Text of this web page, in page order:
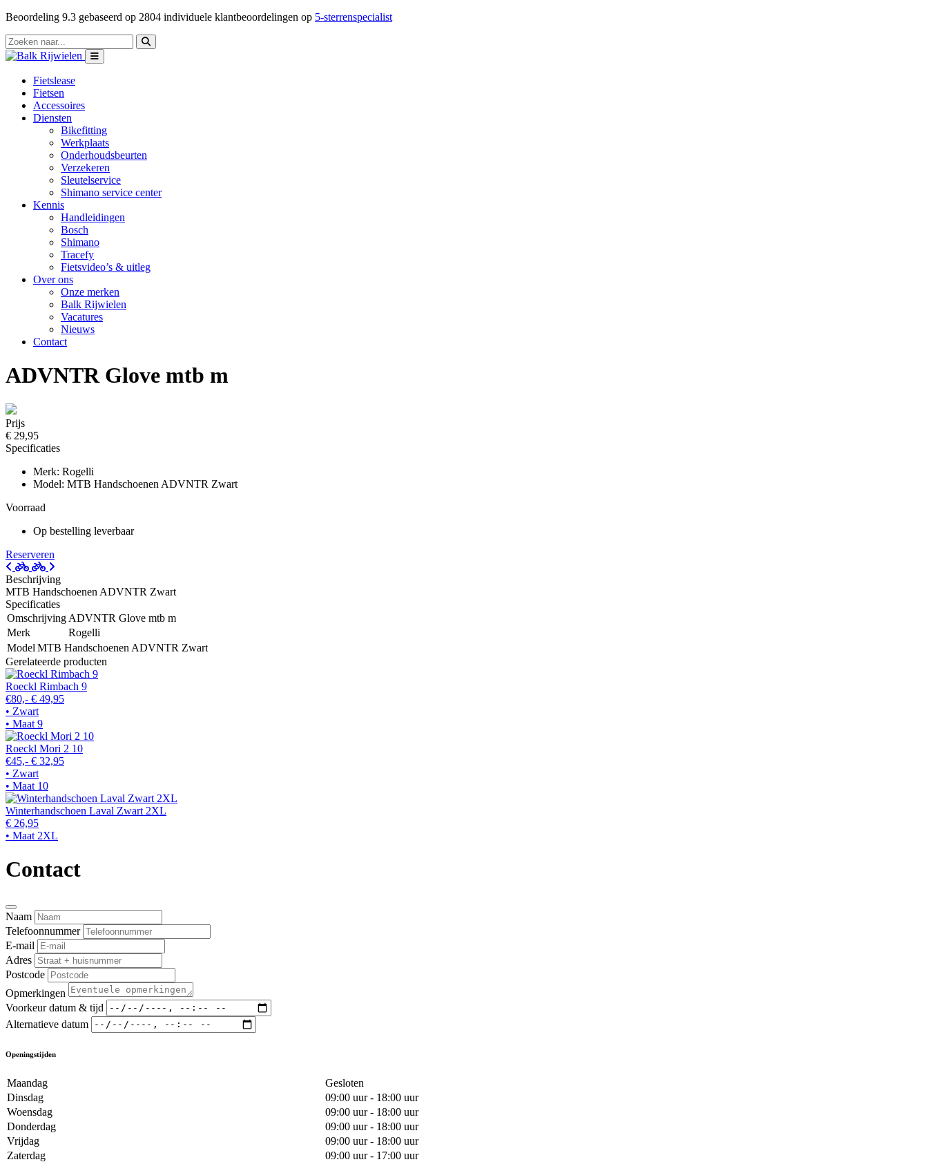
Beoordeling 9.3 gebaseerd op 2804 individuele klantbeoordelingen op 5-sterrenspecialist
Fietslease
Fietsen
Accessoires
Diensten
Bikefitting
Werkplaats
Onderhoudsbeurten
Verzekeren
Sleutelservice
Shimano service center
Kennis
Handleidingen
Bosch
Shimano
Tracefy
Fietsvideo’s & uitleg
Over ons
Onze merken
Balk Rijwielen
Vacatures
Nieuws
Contact
ADVNTR Glove mtb m
Prijs
€ 29,95
Specificaties
Merk: Rogelli
Model: MTB Handschoenen ADVNTR Zwart
Voorraad
Op bestelling leverbaar
Reserveren
Beschrijving
MTB Handschoenen ADVNTR Zwart
Specificaties
Omschrijving ADVNTR Glove mtb m
Merk
Rogelli
Model MTB Handschoenen ADVNTR Zwart
Gerelateerde producten
Roeckl Rimbach 9
€80,- € 49,95
• Zwart
• Maat 9
Roeckl Mori 2 10
€45,- € 32,95
• Zwart
• Maat 10
Winterhandschoen Laval Zwart 2XL
€ 26,95
• Maat 2XL
Contact
Naam
Telefoonnummer
E-mail
Adres
Postcode
Opmerkingen
Voorkeur datum & tijd
Alternatieve datum
Openingstijden
Maandag
Gesloten
Dinsdag
09:00 uur - 18:00 uur
Woensdag
09:00 uur - 18:00 uur
Donderdag
09:00 uur - 18:00 uur
Vrijdag
09:00 uur - 18:00 uur
Zaterdag
09:00 uur - 17:00 uur